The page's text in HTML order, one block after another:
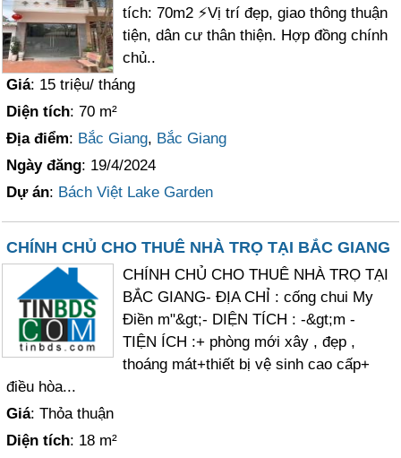
tích: 70m2 ⚡️Vị trí đẹp, giao thông thuận
tiện, dân cư thân thiện. Hợp đồng chính
chủ..
Giá: 15 triệu/ tháng
Diện tích: 70 m²
Địa điểm: Bắc Giang, Bắc Giang
Ngày đăng: 19/4/2024
Dự án: Bách Việt Lake Garden
CHÍNH CHỦ CHO THUÊ NHÀ TRỌ TẠI BẮC GIANG
CHÍNH CHỦ CHO THUÊ NHÀ TRỌ TẠI
BẮC GIANG- ĐỊA CHỈ : cống chui My
Điền m"&gt;- DIỆN TÍCH : -&gt;m -
TIỆN ÍCH :+ phòng mới xây , đẹp ,
thoáng mát+thiết bị vệ sinh cao cấp+
điều hòa...
Giá: Thỏa thuận
Diện tích: 18 m²